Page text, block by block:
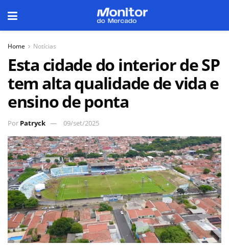
Home Notícias
Esta cidade do interior de SP
tem alta qualidade de vida e
ensino de ponta
Por Patryck 09/set/2025